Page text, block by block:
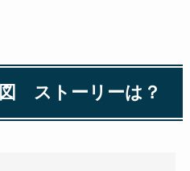
ストーリーは？